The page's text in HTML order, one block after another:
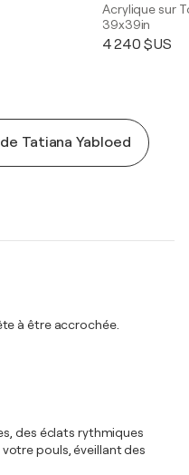
Acrylique sur
39x39in
4 240 $US
Tatiana Yabloed
à être accrochée.
des éclats rythmiques
pouls, éveillant des